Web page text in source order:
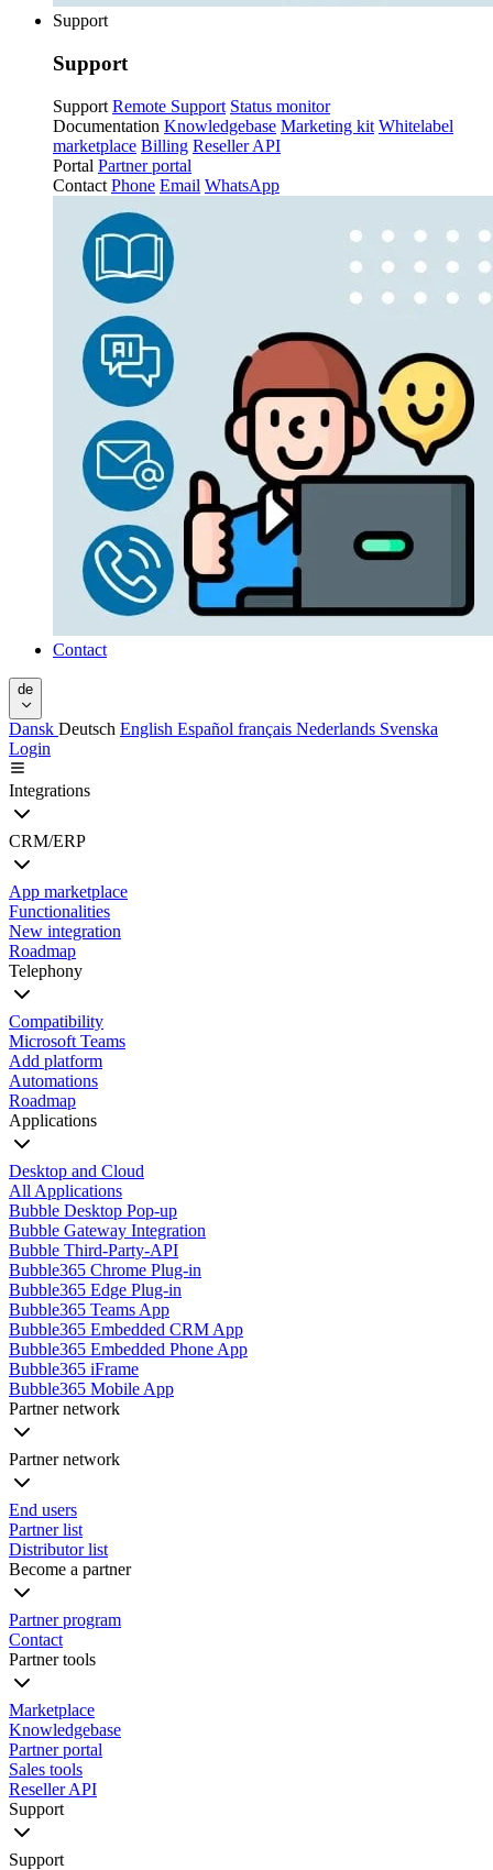
Support
Support
Support Remote Support Status monitor
Documentation Knowledgebase Marketing kit Whitelabel
marketplace Billing Reseller API
Portal Partner portal
Contact Phone Email WhatsApp
Contact
de
Dansk Deutsch English Español français Nederlands Svenska
Login
Integrations
CRM/ERP
App marketplace
Functionalities
New integration
Roadmap
Telephony
Compatibility
Microsoft Teams
Add platform
Automations
Roadmap
Applications
Desktop and Cloud
All Applications
Bubble Desktop Pop-up
Bubble Gateway Integration
Bubble Third-Party-API
Bubble365 Chrome Plug-in
Bubble365 Edge Plug-in
Bubble365 Teams App
Bubble365 Embedded CRM App
Bubble365 Embedded Phone App
Bubble365 iFrame
Bubble365 Mobile App
Partner network
Partner network
End users
Partner list
Distributor list
Become a partner
Partner program
Contact
Partner tools
Marketplace
Knowledgebase
Partner portal
Sales tools
Reseller API
Support
Support